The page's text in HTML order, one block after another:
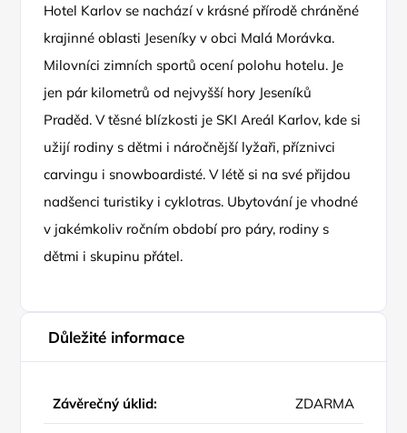
Hotel Karlov se nachází v krásné přírodě chráněné
krajinné oblasti Jeseníky v obci Malá Morávka.
Milovníci zimních sportů ocení polohu hotelu. Je
jen pár kilometrů od nejvyšší hory Jeseníků
Praděd. V těsné blízkosti je SKI Areál Karlov, kde si
užijí rodiny s dětmi i náročnější lyžaři, příznivci
carvingu i snowboardisté. V létě si na své přijdou
nadšenci turistiky i cyklotras. Ubytování je vhodné
v jakémkoliv ročním období pro páry, rodiny s
dětmi i skupinu přátel.
Důležité informace
Závěrečný úklid: ZDARMA